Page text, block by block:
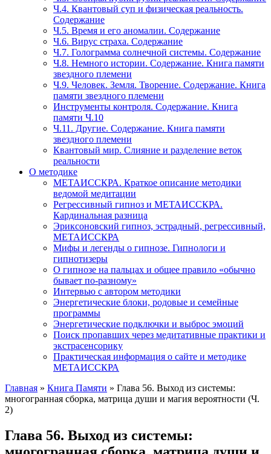
Ч.4. Квантовый суп и физическая реальность.
Содержание
Ч.5. Время и его аномалии. Содержание
Ч.6. Вирус страха. Содержание
Ч.7. Голограмма солнечной системы. Содержание
Ч.8. Немного истории. Содержание. Книга памяти
звездного племени
Ч.9. Человек. Земля. Творение. Содержание. Книга
памяти звездного племени
Инструменты контроля. Содержание. Книга
памяти Ч.10
Ч.11. Другие. Содержание. Книга памяти
звездного племени
Квантовый мир. Слияние и разделение веток
реальности
О методике
МЕТАИССКРА. Краткое описание методики
ведомой медитации
Регрессивный гипноз и МЕТАИССКРА.
Кардинальная разница
Эриксоновский гипноз, эстрадный, регрессивный,
МЕТАИССКРА
Мифы и легенды о гипнозе. Гипнологи и
гипнотизеры
О гипнозе на пальцах и общее правило «обычно
бывает по-разному»
Интервью с автором методики
Энергетические блоки, родовые и семейные
программы
Энергетические подключки и выброс эмоций
Поиск пропавших через медитативные практики и
экстрасенсорику
Практическая информация о сайте и методике
МЕТАИССКРА
Главная » Книга Памяти » Глава 56. Выход из системы:
многогранная сборка, матрица души и магия вероятности (Ч.
2)
Глава 56. Выход из системы: